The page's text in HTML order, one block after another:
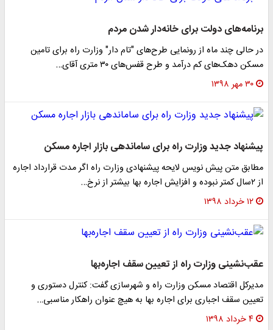
برنامه‌های دولت برای خانه‌دار شدن مردم
در حالی چند ماه از رونمایی طرح‌های "تام دار" وزارت راه برای تامین
مسکن دهک‌های کم درآمد و طرح قفس‌های ۳۰ متری آقای…
۳۰ مهر ۱۳۹۸
پیشنهاد جدید وزارت راه برای ساماندهی بازار اجاره مسکن
مطابق متن پیش نویس لایحه پیشنهادی وزارت راه اگر مدت قرارداد اجاره
از ۲سال کمتر نبوده و افزایش اجاره بها بیشتر از نرخ…
۱۲ خرداد ۱۳۹۸
عقب‌نشینی وزارت راه از تعیین سقف اجاره‌بها
مدیرکل اقتصاد مسکن وزارت راه و شهرسازی گفت: کنترل دستوری و
تعیین سقف اجباری برای اجاره بها به هیچ عنوان راهکار مناسبی…
۴ خرداد ۱۳۹۸